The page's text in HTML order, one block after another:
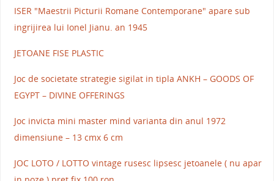
ISER "Maestrii Picturii Romane Contemporane" apare sub
ingrijirea lui Ionel Jianu. an 1945
JETOANE FISE PLASTIC
Joc de societate strategie sigilat in tipla ANKH – GOODS OF
EGYPT – DIVINE OFFERINGS
Joc invicta mini master mind varianta din anul 1972
dimensiune – 13 cmx 6 cm
JOC LOTO / LOTTO vintage rusesc lipsesc jetoanele ( nu apar